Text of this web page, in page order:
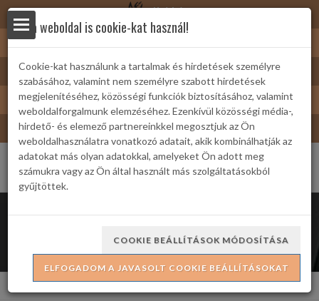
Nyírbátor
Nyírbátor/Barát kártya
Turizmus
Bátor Televízió
Majka koncert
Ez a weboldal is cookie-kat használ!
Cookie-kat használunk a tartalmak és hirdetések személyre
szabásához, valamint nem személyre szabott hirdetések
megjelenítéséhez, közösségi funkciók biztosításához, valamint
weboldalforgalmunk elemzéséhez. Ezenkívül közösségi média-,
hirdető- és elemező partnereinkkel megosztjuk az Ön
weboldalhasználatra vonatkozó adatait, akik kombinálhatják az
adatokat más olyan adatokkal, amelyeket Ön adott meg
számukra vagy az Ön által használt más szolgáltatásokból
gyűjtöttek.
COOKIE BEÁLLÍTÁSOK MÓDOSÍTÁSA
ELFOGADOM A JAVASOLT COOKIE BEÁLLÍTÁSOKAT